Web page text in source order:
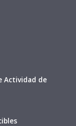
Actividad de